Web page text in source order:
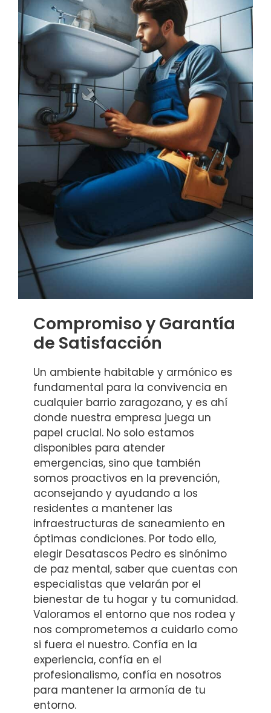
Compromiso y Garantía
de Satisfacción
Un ambiente habitable y armónico es
fundamental para la convivencia en
cualquier barrio zaragozano, y es ahí
donde nuestra empresa juega un
papel crucial. No solo estamos
disponibles para atender
emergencias, sino que también
somos proactivos en la prevención,
aconsejando y ayudando a los
residentes a mantener las
infraestructuras de saneamiento en
óptimas condiciones. Por todo ello,
elegir Desatascos Pedro es sinónimo
de paz mental, saber que cuentas con
especialistas que velarán por el
bienestar de tu hogar y tu comunidad.
Valoramos el entorno que nos rodea y
nos comprometemos a cuidarlo como
si fuera el nuestro. Confía en la
experiencia, confía en el
profesionalismo, confía en nosotros
para mantener la armonía de tu
entorno.